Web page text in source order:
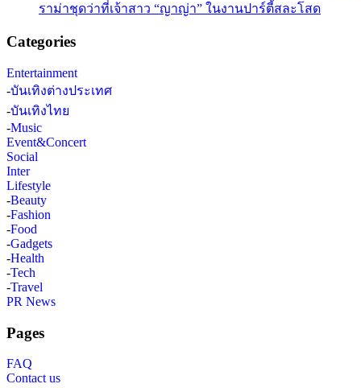
ราม่าชุดว่าที่เจ้าสาว “ญาญ่า” ในงานปาร์ตี้สละโสด
Categories
Entertainment
-บันเทิงต่างประเทศ
-บันเทิงไทย
-Music
Event&Concert
Social
Inter
Lifestyle
-Beauty
-Fashion
-Food
-Gadgets
-Health
-Tech
-Travel
PR News
Pages
FAQ
Contact us